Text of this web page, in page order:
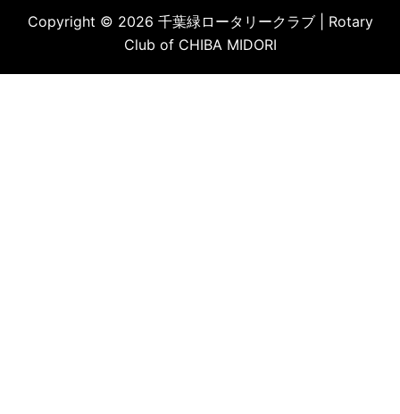
Copyright © 2026 千葉緑ロータリークラブ | Rotary
Club of CHIBA MIDORI